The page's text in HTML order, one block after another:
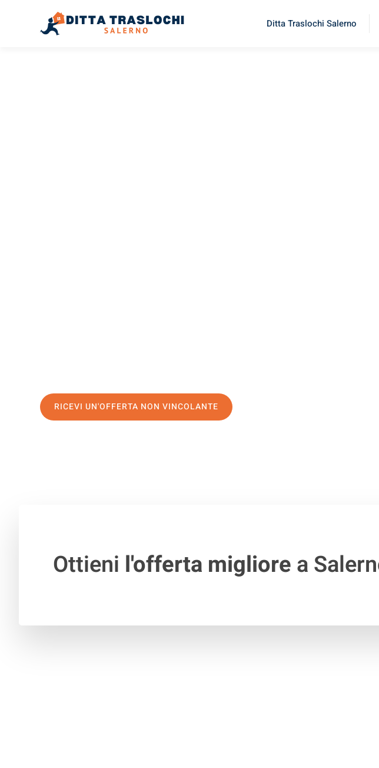
Ditta Traslochi Salerno
RICEVI UN'OFFERTA NON VINCOLANTE
Ottieni l'offerta migliorea